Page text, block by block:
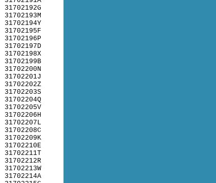
31702192G
31702193M
31702194Y
31702195F
31702196P
31702197D
31702198X
31702199B
31702200N
31702201J
31702202Z
31702203S
31702204Q
31702205V
31702206H
31702207L
31702208C
31702209K
31702210E
31702211T
31702212R
31702213W
31702214A